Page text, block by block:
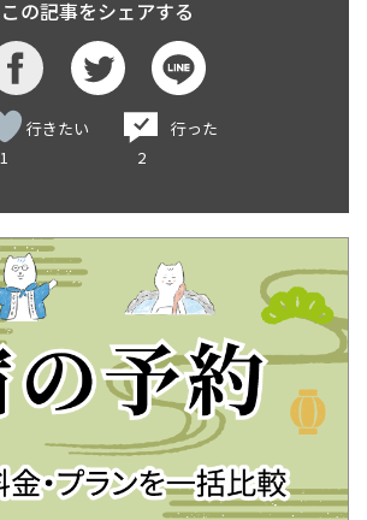
この記事をシェアする
1
行きたい
行った
2